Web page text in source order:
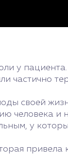
у
частично
своей
человека и
у